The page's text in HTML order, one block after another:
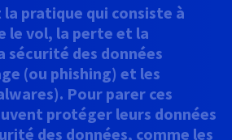
pratique qui consiste à
le vol, la perte et la
sécurité des données
(ou phishing) et les
Pour parer ces
protéger leurs données
des données, comme les